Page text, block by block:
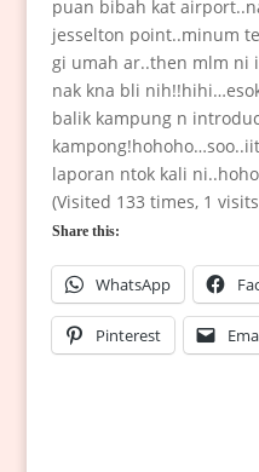
puan bibah kat
jesselton point..minum
gi umah ar..then mlm ni
nak kna bli
balik kampung n
laporan ntok kali
(Visited 133 times, 1
Share this:
WhatsApp
Pinterest